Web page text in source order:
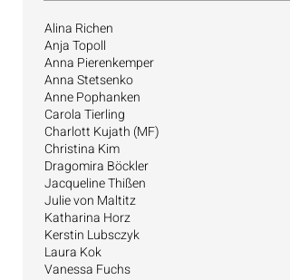
Alina Richen
Anja Topoll
Anna Pierenkemper
Anna Stetsenko
Anne Pophanken
Carola Tierling
Charlott Kujath (MF)
Christina Kim
Dragomira Böckler
Jacqueline Thißen
Julie von Maltitz
Katharina Horz
Kerstin Lubsczyk
Laura Kok
Vanessa Fuchs